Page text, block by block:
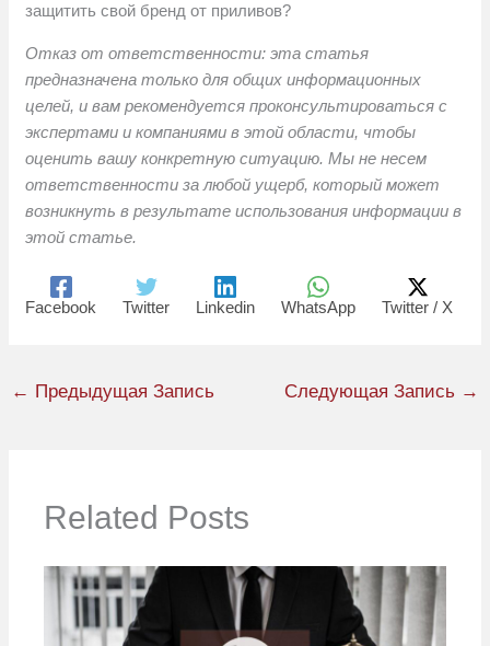
защитить свой бренд от приливов?
Отказ от ответственности: эта статья
предназначена только для общих информационных
целей, и вам рекомендуется проконсультироваться с
экспертами и компаниями в этой области, чтобы
оценить вашу конкретную ситуацию. Мы не несем
ответственности за любой ущерб, который может
возникнуть в результате использования информации в
этой статье.
Facebook Twitter Linkedin WhatsApp Twitter / X
← Предыдущая Запись Следующая Запись →
Related Posts